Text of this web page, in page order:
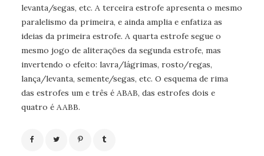
levanta/segas, etc. A terceira estrofe apresenta o mesmo
paralelismo da primeira, e ainda amplia e enfatiza as
ideias da primeira estrofe. A quarta estrofe segue o
mesmo jogo de aliterações da segunda estrofe, mas
invertendo o efeito: lavra/lágrimas, rosto/regas,
lança/levanta, semente/segas, etc. O esquema de rima
das estrofes um e três é ABAB, das estrofes dois e
quatro é AABB.